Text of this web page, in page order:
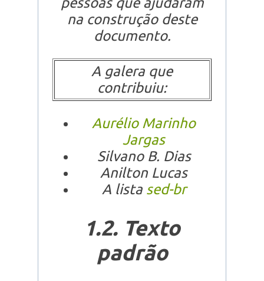
na construção deste
documento.
A galera que
contribuiu:
Aurélio Marinho
Jargas
Silvano B. Dias
Anilton Lucas
A lista sed-br
1.2. Texto
padrão